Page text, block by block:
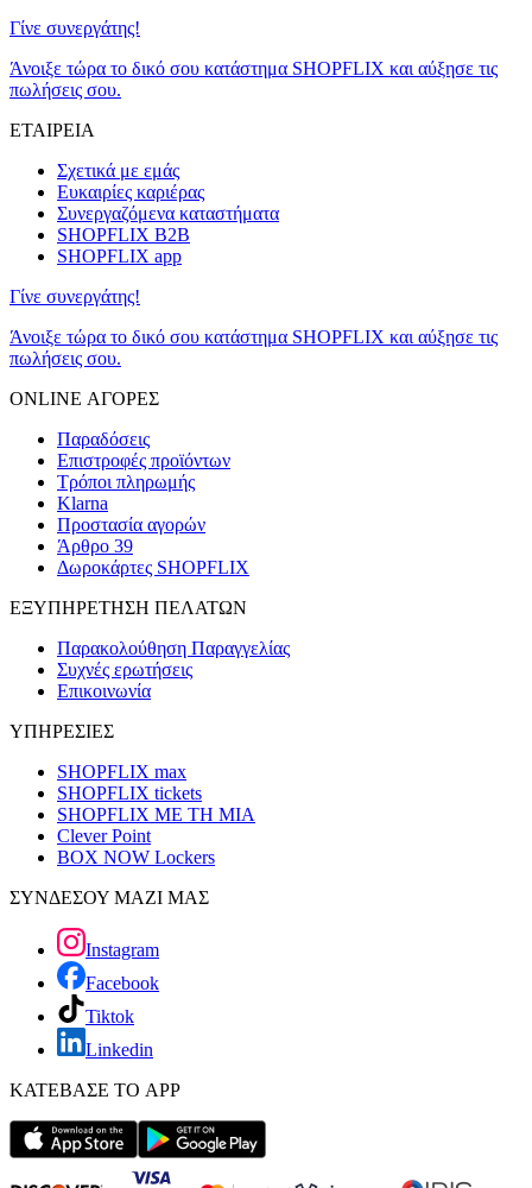
Γίνε συνεργάτης!
Άνοιξε τώρα το δικό σου κατάστημα SHOPFLIX και αύξησε τις
πωλήσεις σου.
ΕΤΑΙΡΕΙΑ
Σχετικά με εμάς
Ευκαιρίες καριέρας
Συνεργαζόμενα καταστήματα
SHOPFLIX B2B
SHOPFLIX app
Γίνε συνεργάτης!
Άνοιξε τώρα το δικό σου κατάστημα SHOPFLIX και αύξησε τις
πωλήσεις σου.
ONLINE ΑΓΟΡΕΣ
Παραδόσεις
Επιστροφές προϊόντων
Τρόποι πληρωμής
Klarna
Προστασία αγορών
Άρθρο 39
Δωροκάρτες SHOPFLIX
ΕΞΥΠΗΡΕΤΗΣΗ ΠΕΛΑΤΩΝ
Παρακολούθηση Παραγγελίας
Συχνές ερωτήσεις
Επικοινωνία
ΥΠΗΡΕΣΙΕΣ
SHOPFLIX max
SHOPFLIX tickets
SHOPFLIX ΜΕ ΤΗ ΜΙΑ
Clever Point
BOX NOW Lockers
ΣΥΝΔΕΣΟΥ ΜΑΖΙ ΜΑΣ
Instagram
Facebook
Tiktok
Linkedin
ΚΑΤΕΒΑΣΕ ΤΟ APP